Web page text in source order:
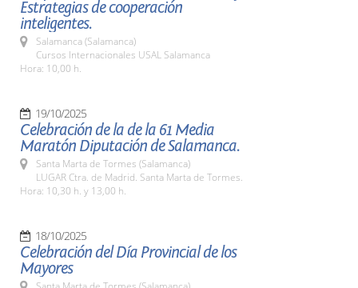
Estrategias de cooperación
inteligentes.
Salamanca (Salamanca)
Cursos Internacionales USAL Salamanca
Hora: 10,00 h.
19/10/2025
Celebración de la de la 61 Media
Maratón Diputación de Salamanca.
Santa Marta de Tormes (Salamanca)
LUGAR Ctra. de Madrid. Santa Marta de Tormes.
Hora: 10,30 h. y 13,00 h.
18/10/2025
Celebración del Día Provincial de los
Mayores